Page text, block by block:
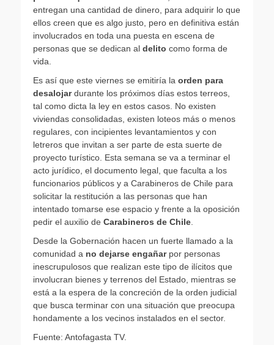
entregan una cantidad de dinero, para adquirir lo que
ellos creen que es algo justo, pero en definitiva están
involucrados en toda una puesta en escena de
personas que se dedican al delito como forma de
vida.
Es así que este viernes se emitiría la orden para
desalojardurante los próximos días estos terreos,
tal como dicta la ley en estos casos. No existen
viviendas consolidadas, existen loteos más o menos
regulares, con incipientes levantamientos y con
letreros que invitan a ser parte de esta suerte de
proyecto turístico. Esta semana se va a terminar el
acto jurídico, el documento legal, que faculta a los
funcionarios públicos y a Carabineros de Chile para
solicitar la restitución a las personas que han
intentado tomarse ese espacio y frente a la oposición
pedir el auxilio de Carabineros de Chile.
Desde la Gobernación hacen un fuerte llamado a la
comunidad a no dejarse engañarpor personas
inescrupulosos que realizan este tipo de ilícitos que
involucran bienes y terrenos del Estado, mientras se
está a la espera de la concreción de la orden judicial
que busca terminar con una situación que preocupa
hondamente a los vecinos instalados en el sector.
Fuente: Antofagasta TV.